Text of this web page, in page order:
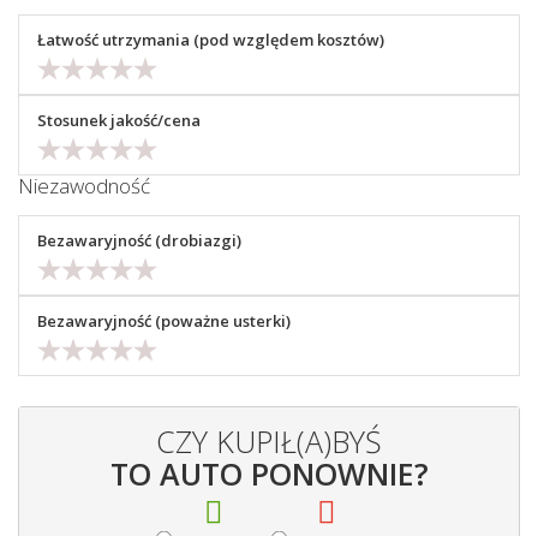
Łatwość utrzymania (pod względem kosztów)
Stosunek jakość/cena
Niezawodność
Bezawaryjność (drobiazgi)
Bezawaryjność (poważne usterki)
CZY KUPIŁ(A)BYŚ
TO AUTO PONOWNIE?